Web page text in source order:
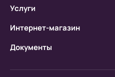
б) Оплата производится
Услуги
Интернет-магазин
Документы